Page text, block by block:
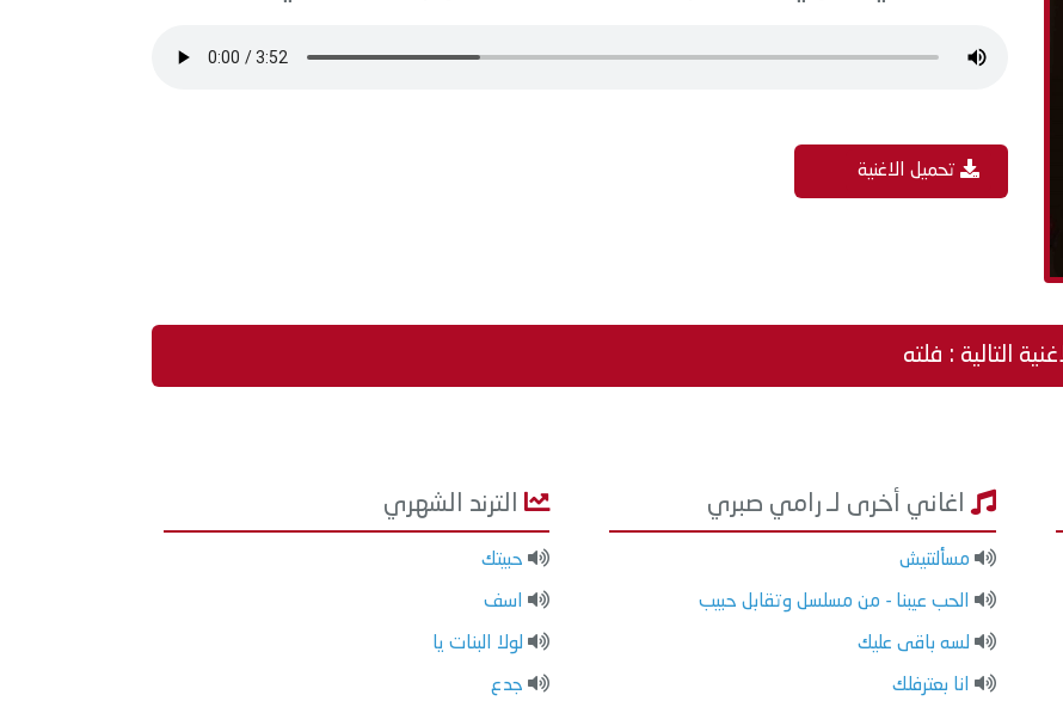
تحميل الاغنية
التالية : فلته
اغاني أخرى لـ رامي صبري
مسألتنيش
الحب عيبنا - من مسلسل وتقابل حبيب
لسه باقى عليك
انا بعترفلك
الترند الشهري
حبيتك
اسف
لولا البنات يا
جدع